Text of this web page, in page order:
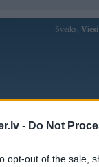
- Do Not
opt-out of the sale,
Sveiks,
Forums Galerijas
Lietotāja